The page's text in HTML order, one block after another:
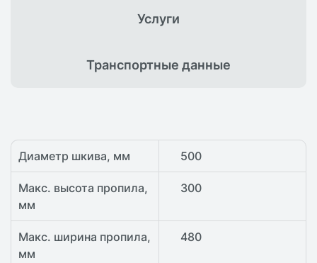
Услуги
Транспортныеданные
Диаметр шкива, мм 500
Макс. высота пропила,
мм
300
Макс. ширина пропила,
мм
480